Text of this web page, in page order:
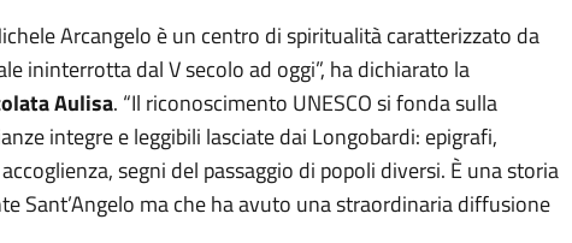
Arcangelo è un centro di spiritualità caratterizzato da
ininterrotta dal V secolo ad oggi”, ha dichiarato la
Aulisa. “Il riconoscimento UNESCO si fonda sulla
integre e leggibili lasciate dai Longobardi: epigrafi,
segni del passaggio di popoli diversi. È una storia
Sant’Angelo ma che ha avuto una straordinaria diffusione